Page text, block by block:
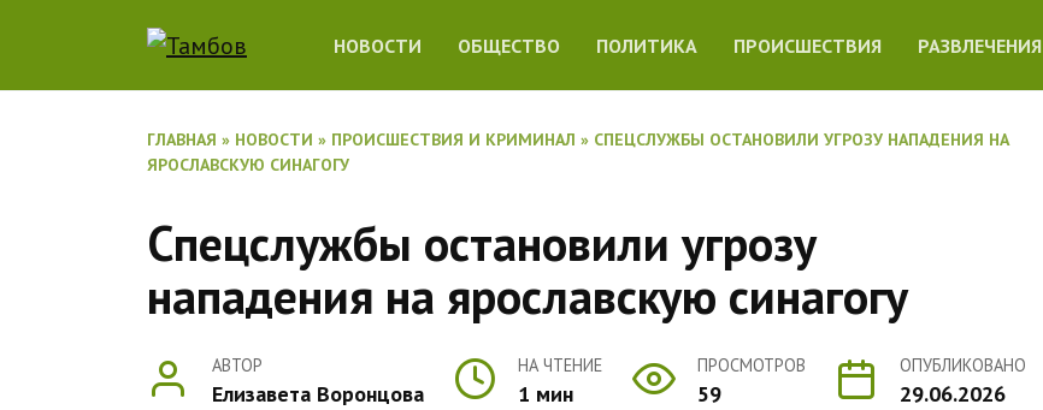
содержанию
НОВОСТИ ОБЩЕСТВО ПОЛИТИКА ПРОИСШЕСТВИЯ РАЗВЛЕЧЕНИЯ
ГЛАВНАЯ » НОВОСТИ » ПРОИСШЕСТВИЯ И КРИМИНАЛ » СПЕЦСЛУЖБЫ ОСТАНОВИЛИ УГРОЗУ НАПАДЕНИЯ НА
ЯРОСЛАВСКУЮ СИНАГОГУ
Спецслужбы остановили угрозу
нападения на ярославскую синагогу
АВТОР
Елизавета Воронцова
НА ЧТЕНИЕ
1 мин
ПРОСМОТРОВ
59
ОПУБЛИКОВАНО
29.06.2026